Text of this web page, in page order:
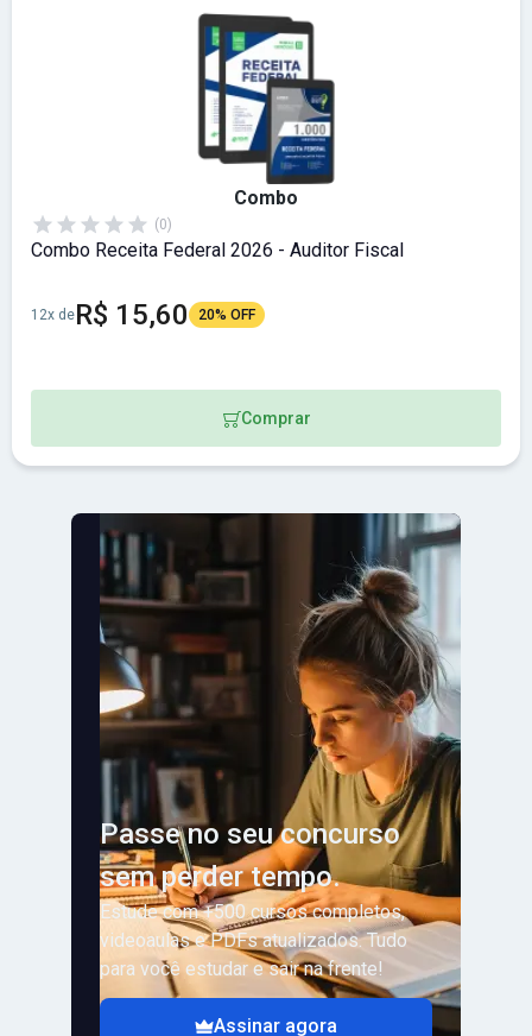
Combo
(0)
Combo Receita Federal 2026 - Auditor Fiscal
12x deR$ 15,60 20% OFF
Comprar
Passe no seu concurso
sem perder tempo.
Estude com +500 cursos completos,
videoaulas e PDFs atualizados. Tudo
para você estudar e sair na frente!
Assinar agora